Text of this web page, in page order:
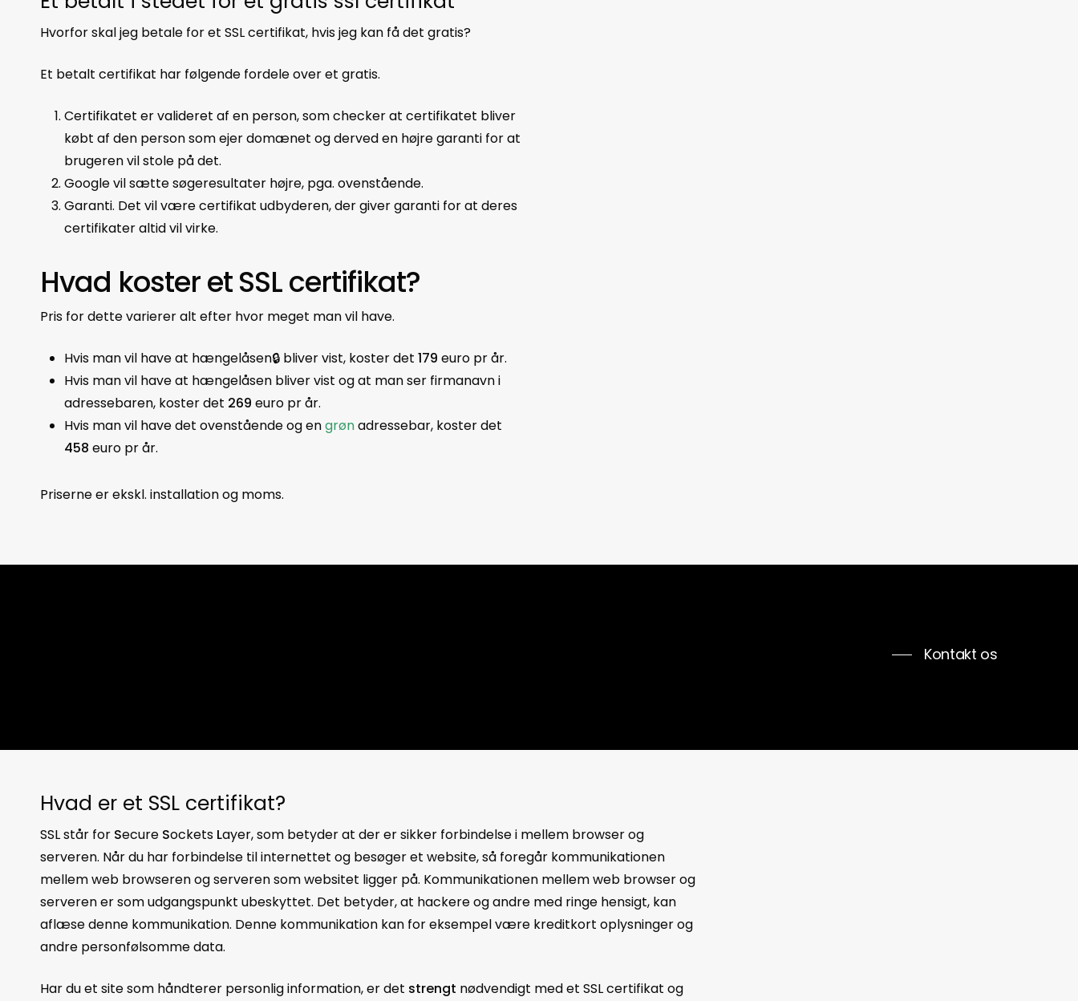
Hvorfor skal jeg betale for et SSL certifikat, hvis jeg kan få det gratis?
Et betalt certifikat har følgende fordele over et gratis.
Certifikatet er valideret af en person, som checker at certifikatet bliver
købt af den person som ejer domænet og derved en højre garanti for at
brugeren vil stole på det.
Google vil sætte søgeresultater højre, pga. ovenstående.
Garanti. Det vil være certifikat udbyderen, der giver garanti for at deres
certifikater altid vil virke.
Hvad koster et SSL certifikat?
Pris for dette varierer alt efter hvor meget man vil have.
Hvis man vil have at hængelåsen🔒 bliver vist, koster det179 euro pr år.
Hvis man vil have at hængelåsen bliver vist og at man ser firmanavn i
adressebaren, koster det 269 euro pr år.
Hvis man vil have det ovenstående og engrønadressebar, koster det
458 euro pr år.
Priserne er ekskl. installation og moms.
Kontakt os
Hvad er et SSL certifikat?
SSL står for Secure Sockets Layer, som betyder at der er sikker forbindelse i mellem browser og
serveren. Når du har forbindelse til internettet og besøger et website, så foregår kommunikationen
mellem web browseren og serveren som websitet ligger på. Kommunikationen mellem web browser og
serveren er som udgangspunkt ubeskyttet. Det betyder, at hackere og andre med ringe hensigt, kan
aflæse denne kommunikation. Denne kommunikation kan for eksempel være kreditkort oplysninger og
andre personfølsomme data.
Har du et site som håndterer personlig information, er det strengt nødvendigt med et SSL certifikat og